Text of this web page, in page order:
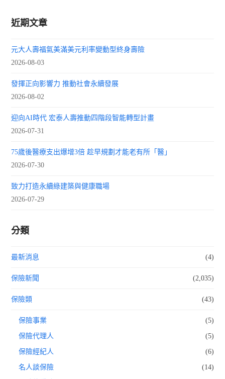
近期文章
元大人壽福氣美滿美元利率變動型終身壽險
2026-08-03
發揮正向影響力 推動社會永續發展
2026-08-02
迎向AI時代 宏泰人壽推動四階段智能轉型計畫
2026-07-31
75歲後醫療支出爆增3倍 趁早規劃才能老有所「醫」
2026-07-30
致力打造永續綠建築與健康職場
2026-07-29
分類
最新消息 (4)
保險新聞 (2,035)
保險類 (43)
保險事業 (5)
保險代理人 (5)
保險經紀人 (6)
名人談保險 (14)